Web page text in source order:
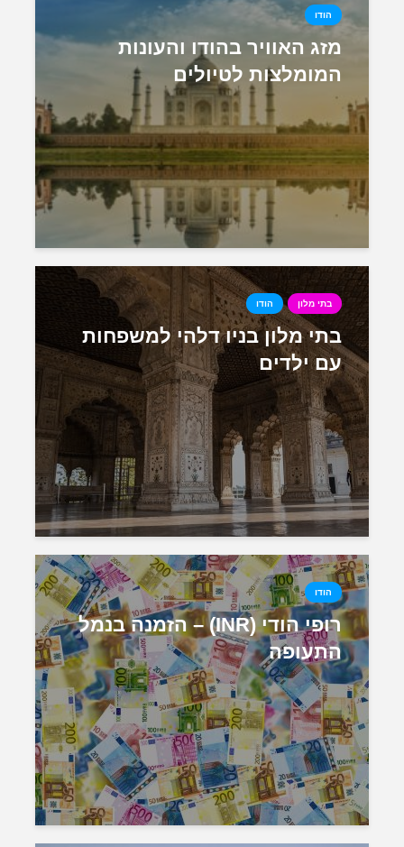
הודו
מזג האוויר בהודו והעונות
המומלצות לטיולים
בתי מלון הודו
בתי מלון בניו דלהי למשפחות
עם ילדים
הודו
רופי הודי (INR) – הזמנה בנמל
התעופה